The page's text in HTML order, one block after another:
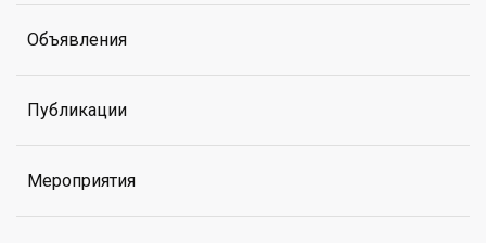
Объявления
Публикации
Мероприятия